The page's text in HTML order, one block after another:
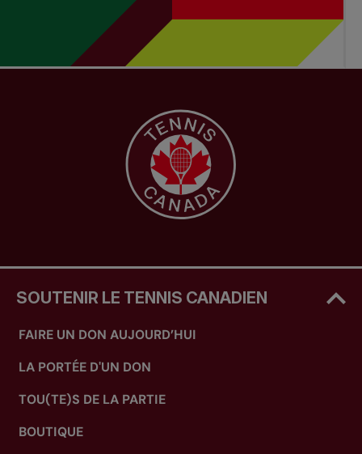
SOUTENIR LE TENNIS CANADIEN
FAIRE UN DON AUJOURD’HUI
LA PORTÉE D'UN DON
TOU(TE)S DE LA PARTIE
BOUTIQUE